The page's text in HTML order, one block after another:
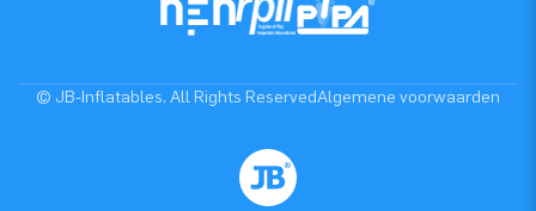
© JB-Inflatables. All Rights ReservedAlgemene voorwaarden